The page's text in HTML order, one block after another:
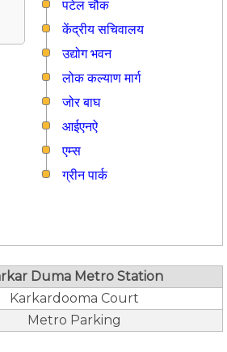
पटेल चौक
केंद्रीय सचिवालय
उद्योग भवन
लोक कल्याण मार्ग
जोर बाघ
आईएनऐ
एम्स
ग्रीन पार्क
Duma Metro Station
Karkardooma Court
Metro Parking